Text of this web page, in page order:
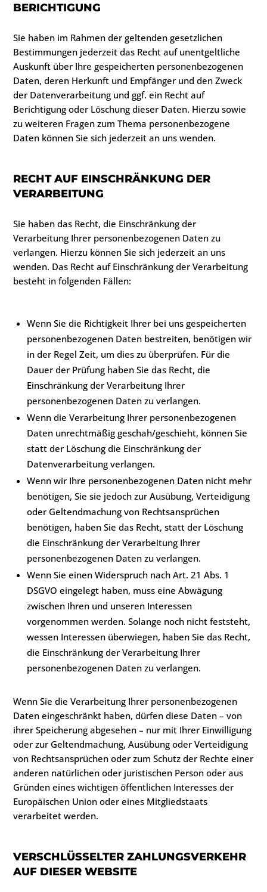
BERICHTIGUNG
Sie haben im Rahmen der geltenden gesetzlichen
Bestimmungen jederzeit das Recht auf unentgeltliche
Auskunft über Ihre gespeicherten personenbezogenen
Daten, deren Herkunft und Empfänger und den Zweck
der Datenverarbeitung und ggf. ein Recht auf
Berichtigung oder Löschung dieser Daten. Hierzu sowie
zu weiteren Fragen zum Thema personenbezogene
Daten können Sie sich jederzeit an uns wenden.
RECHT AUF EINSCHRÄNKUNG DER
VERARBEITUNG
Sie haben das Recht, die Einschränkung der
Verarbeitung Ihrer personenbezogenen Daten zu
verlangen. Hierzu können Sie sich jederzeit an uns
wenden. Das Recht auf Einschränkung der Verarbeitung
besteht in folgenden Fällen:
Wenn Sie die Richtigkeit Ihrer bei uns gespeicherten
personenbezogenen Daten bestreiten, benötigen wir
in der Regel Zeit, um dies zu überprüfen. Für die
Dauer der Prüfung haben Sie das Recht, die
Einschränkung der Verarbeitung Ihrer
personenbezogenen Daten zu verlangen.
Wenn die Verarbeitung Ihrer personenbezogenen
Daten unrechtmäßig geschah/geschieht, können Sie
statt der Löschung die Einschränkung der
Datenverarbeitung verlangen.
Wenn wir Ihre personenbezogenen Daten nicht mehr
benötigen, Sie sie jedoch zur Ausübung, Verteidigung
oder Geltendmachung von Rechtsansprüchen
benötigen, haben Sie das Recht, statt der Löschung
die Einschränkung der Verarbeitung Ihrer
personenbezogenen Daten zu verlangen.
Wenn Sie einen Widerspruch nach Art. 21 Abs. 1
DSGVO eingelegt haben, muss eine Abwägung
zwischen Ihren und unseren Interessen
vorgenommen werden. Solange noch nicht feststeht,
wessen Interessen überwiegen, haben Sie das Recht,
die Einschränkung der Verarbeitung Ihrer
personenbezogenen Daten zu verlangen.
Wenn Sie die Verarbeitung Ihrer personenbezogenen
Daten eingeschränkt haben, dürfen diese Daten – von
ihrer Speicherung abgesehen – nur mit Ihrer Einwilligung
oder zur Geltendmachung, Ausübung oder Verteidigung
von Rechtsansprüchen oder zum Schutz der Rechte einer
anderen natürlichen oder juristischen Person oder aus
Gründen eines wichtigen öffentlichen Interesses der
Europäischen Union oder eines Mitgliedstaats
verarbeitet werden.
VERSCHLÜSSELTER ZAHLUNGSVERKEHR
AUF DIESER WEBSITE